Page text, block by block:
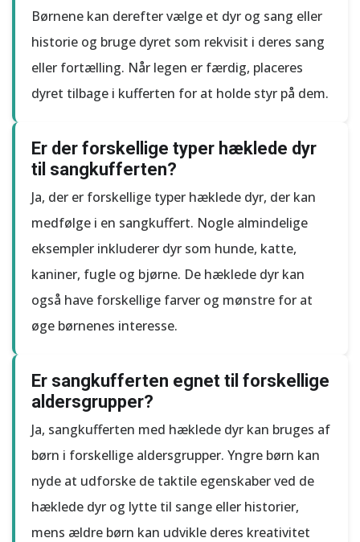
Børnene kan derefter vælge et dyr og sang eller
historie og bruge dyret som rekvisit i deres sang
eller fortælling. Når legen er færdig, placeres
dyret tilbage i kufferten for at holde styr på dem.
Er der forskellige typer hæklede dyr
til sangkufferten?
Ja, der er forskellige typer hæklede dyr, der kan
medfølge i en sangkuffert. Nogle almindelige
eksempler inkluderer dyr som hunde, katte,
kaniner, fugle og bjørne. De hæklede dyr kan
også have forskellige farver og mønstre for at
øge børnenes interesse.
Er sangkufferten egnet til forskellige
aldersgrupper?
Ja, sangkufferten med hæklede dyr kan bruges af
børn i forskellige aldersgrupper. Yngre børn kan
nyde at udforske de taktile egenskaber ved de
hæklede dyr og lytte til sange eller historier,
mens ældre børn kan udvikle deres kreativitet